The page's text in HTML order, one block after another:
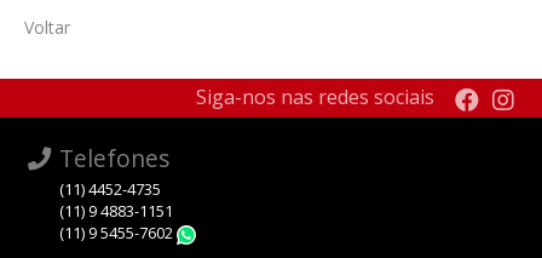
Voltar
Siga-nos nas redes sociais
Telefones
(11) 4452-4735
(11) 9 4883-1151
(11) 9 5455-7602